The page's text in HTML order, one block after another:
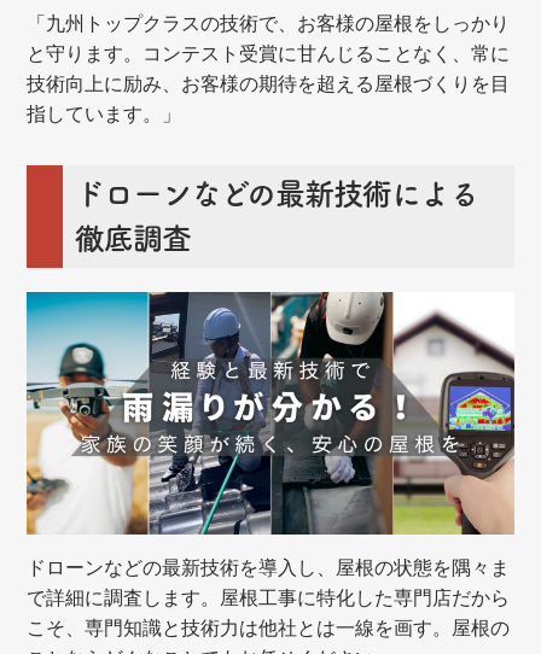
「九州トップクラスの技術で、お客様の屋根をしっかり
と守ります。コンテスト受賞に甘んじることなく、常に
技術向上に励み、お客様の期待を超える屋根づくりを目
指しています。」
ドローンなどの最新技術による
徹底調査
ドローンなどの最新技術を導入し、屋根の状態を隅々ま
で詳細に調査します。屋根工事に特化した専門店だから
こそ、専門知識と技術力は他社とは一線を画す。屋根の